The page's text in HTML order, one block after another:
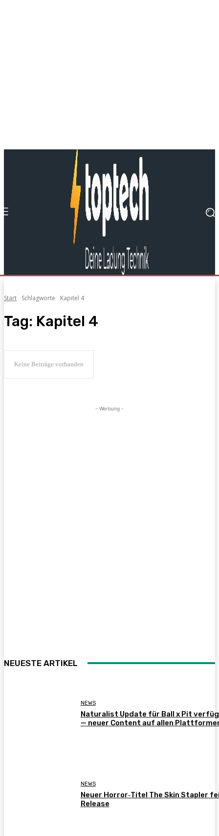
Start Schlagworte Kapitel 4
Tag: Kapitel 4
Keine Beiträge vorhanden
- Werbung -
NEUESTE ARTIKEL
NEWS
Naturalist Update für Ball x Pit
— neuer Content auf allen
NEWS
Neuer Horror‑Titel The Skin Stapler
Release